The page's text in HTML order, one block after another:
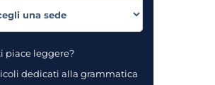
piace leggere?
dedicati alla grammatica